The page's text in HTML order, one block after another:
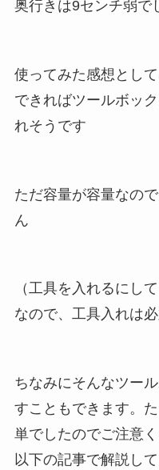
奥行きは9センチ弱で
使ってみた感想とし
できればツールボッ
れそうです
ただ容量が容量なの
ん
（工具を入れるにし
なので、工具入れは必
ちなみにそんなツー
すこともできます。
単でしたのでご注意
以下の記事で解説して